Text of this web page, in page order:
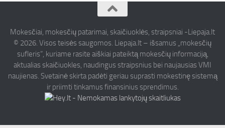
Mokesčiai, mokesčių patarimai, skaičiuoklės, straipsniai -Liepaja.lt
© 2026. Visos teisės saugomos. Liepaja.lt – išsamus „mokesčių
sufleris“, kuriame rasite aiškiai pateiktą mokesčių informaciją,
aktualias skaičiuokles, naudingus straipsnius bei naujausias VMI
naujienas. Svetainė skirta padėti geriau suprasti mokestinę sistemą
ir priimti tinkamus finansinius sprendimus.